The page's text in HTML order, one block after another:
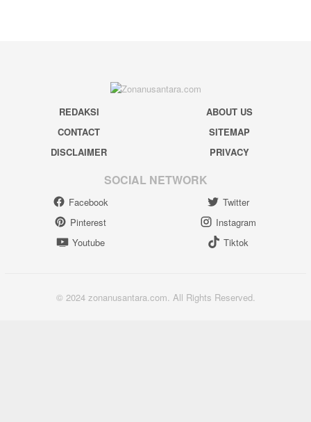
REDAKSI
ABOUT US
CONTACT
SITEMAP
DISCLAIMER
PRIVACY
SOCIAL NETWORK
Facebook
Twitter
Pinterest
Instagram
Youtube
Tiktok
© 2024 zonanusantara.com. All Rights Reserved.